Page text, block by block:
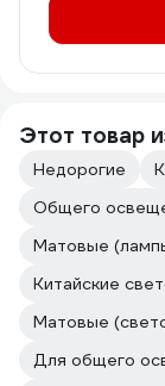
Этот товар
Недорогие
Общего
Матовые
Китайские
Матовые
Для общего